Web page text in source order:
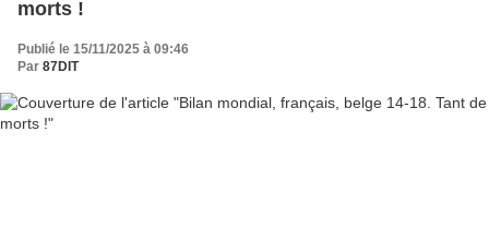
morts !
Publié le 15/11/2025 à 09:46
Par 87DIT